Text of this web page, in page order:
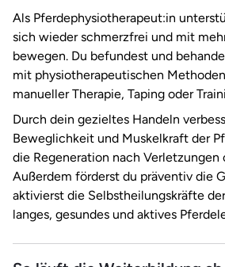
Als Pferdephysiotherapeut:in
sich wieder schmerzfrei und mit
bewegen. Du befundest und
mit physiotherapeutischen
manueller Therapie, Taping oder
Durch dein gezieltes Handeln
Beweglichkeit und Muskelkraft der
die Regeneration nach Verletzungen
Außerdem förderst du präventiv die
aktivierst die Selbstheilungskräfte
langes, gesundes und aktives